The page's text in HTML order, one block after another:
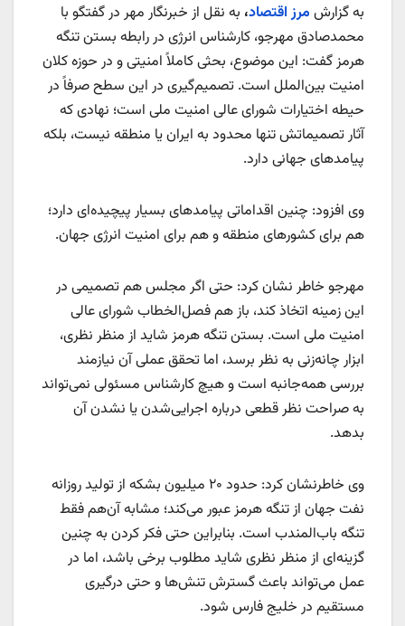
به گزارش مرز اقتصاد، به نقل از خبرنگار مهر در گفتگو با
محمدصادق مهرجو، کارشناس انرژی در رابطه بستن تنگه
هرمز گفت: این موضوع، بحثی کاملاً امنیتی و در حوزه کلان
امنیت بین‌الملل است. تصمیم‌گیری در این سطح صرفاً در
حیطه اختیارات شورای عالی امنیت ملی است؛ نهادی که
آثار تصمیماتش تنها محدود به ایران یا منطقه نیست، بلکه
پیامدهای جهانی دارد.
وی افزود: چنین اقداماتی پیامدهای بسیار پیچیده‌ای دارد؛
هم برای کشورهای منطقه و هم برای امنیت انرژی جهان.
مهرجو خاطر نشان کرد: حتی اگر مجلس هم تصمیمی در
این زمینه اتخاذ کند، باز هم فصل‌الخطاب شورای عالی
امنیت ملی است. بستن تنگه هرمز شاید از منظر نظری،
ابزار چانه‌زنی به نظر برسد، اما تحقق عملی آن نیازمند
بررسی همه‌جانبه است و هیچ کارشناس مسئولی نمی‌تواند
به صراحت نظر قطعی درباره اجرایی‌شدن یا نشدن آن
بدهد.
وی خاطرنشان کرد: حدود ۲۰ میلیون بشکه از تولید روزانه
نفت جهان از تنگه هرمز عبور می‌کند؛ مشابه آن‌هم فقط
تنگه باب‌المندب است. بنابراین حتی فکر کردن به چنین
گزینه‌ای از منظر نظری شاید مطلوب برخی باشد، اما در
عمل می‌تواند باعث گسترش تنش‌ها و حتی درگیری
مستقیم در خلیج فارس شود.